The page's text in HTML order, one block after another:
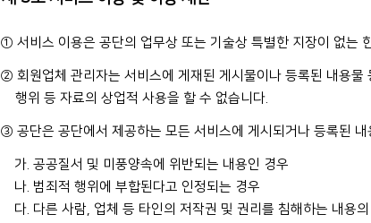
① 서비스 이용은 공단의 업무상 또는 기술상 특별한 지장이 없는
② 회원업체 관리자는 서비스에 게재된 게시물이나 등록된 내용
행위 등 자료의 상업적 사용을 할 수 없습니다.
③ 공단은 공단에서 제공하는 모든 서비스에 게시되거나 등록된
가. 공공질서 및 미풍양속에 위반되는 내용인 경우
나. 범죄적 행위에 부합된다고 인정되는 경우
다. 다른 사람, 업체 등 타인의 저작권 및 권리를 침해하는 내용